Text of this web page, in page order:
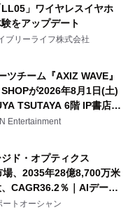
LL05」ワイヤレスイヤホ
をアップデート
ブリーライフ株式会社
ツチーム『AXIZ WAVE』
が2026年8月1日(土)
TSUTAYA 6階 IP書店で
Entertainment
ド・オプティクス
場、2035年28億8,700万米
、CAGR36.2％｜AIデータ
速光通信需要が成長を加
トオーシャン